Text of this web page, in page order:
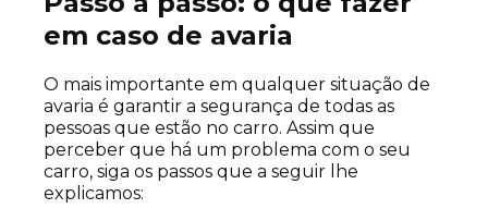
em caso de avaria
O mais importante em qualquer situação de
avaria é garantir a segurança de todas as
pessoas que estão no carro. Assim que
perceber que há um problema com o seu
carro, siga os passos que a seguir lhe
explicamos: